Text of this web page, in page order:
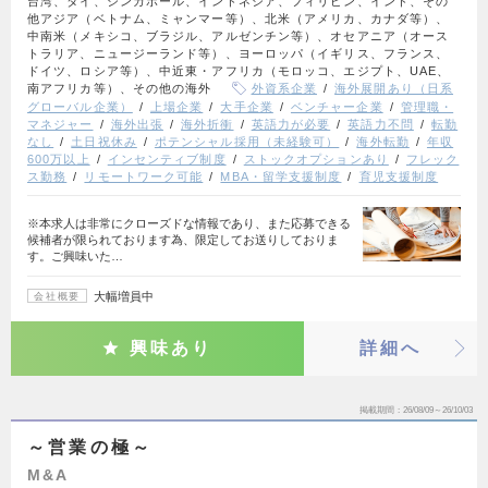
他アジア（ベトナム、ミャンマー等）、北米（アメリカ、カナダ等）、
中南米（メキシコ、ブラジル、アルゼンチン等）、オセアニア（オース
トラリア、ニュージーランド等）、ヨーロッパ（イギリス、フランス、
ドイツ、ロシア等）、中近東・アフリカ（モロッコ、エジプト、UAE、
南アフリカ等）、その他の海外
外資系企業
海外展開あり（日系
グローバル企業）
上場企業 大手企業 ベンチャー企業
管理職・
マネジャー
海外出張 海外折衝 英語力が必要 英語力不問
転勤
なし
土日祝休み ポテンシャル採用（未経験可） 海外転勤
年収
600万以上
インセンティブ制度 ストックオプションあり
フレック
ス勤務
リモートワーク可能 MBA・留学支援制度 育児支援制度
※本求人は非常にクローズドな情報であり、また応募できる
候補者が限られております為、限定してお送りしておりま
す。ご興味いた…
会社概要 大幅増員中
興味あり 詳細へ
掲載期間 26/08/09～26/10/03
～営業の極～
M&A